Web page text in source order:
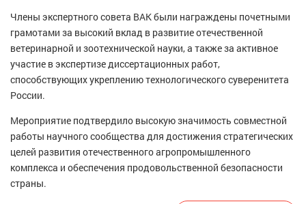
Члены экспертного совета ВАК были награждены почетными
грамотами за высокий вклад в развитие отечественной
ветеринарной и зоотехнической науки, а также за активное
участие в экспертизе диссертационных работ,
способствующих укреплению технологического суверенитета
России.
Мероприятие подтвердило высокую значимость совместной
работы научного сообщества для достижения стратегических
целей развития отечественного агропромышленного
комплекса и обеспечения продовольственной безопасности
страны.